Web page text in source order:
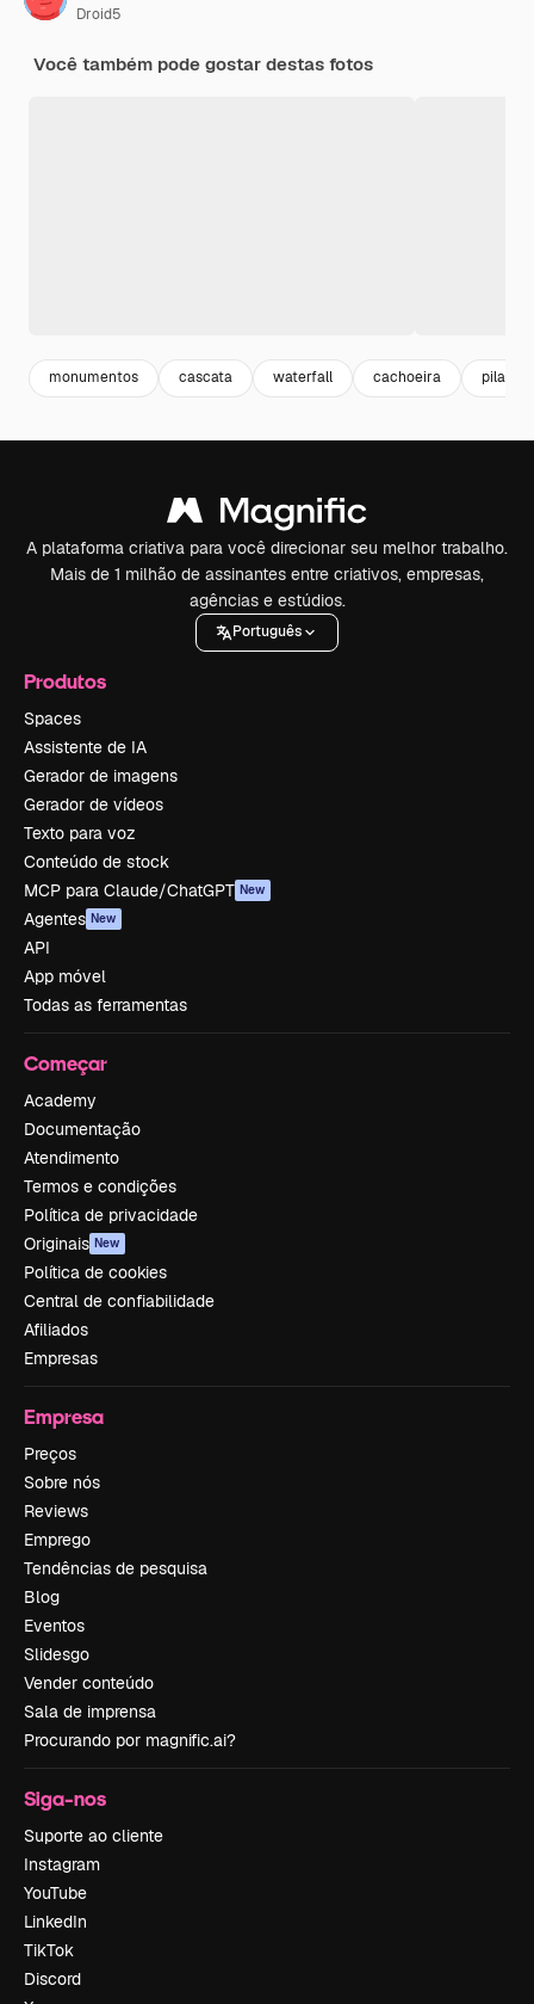
Droid5
Você também pode gostar destas fotos
monumentos cascata waterfall cachoeira pilar
A plataforma criativa para você direcionar seu melhor trabalho.
Mais de 1 milhão de assinantes entre criativos, empresas,
agências e estúdios.
Português
Produtos
Spaces
Assistente de IA
Gerador de imagens
Gerador de vídeos
Texto para voz
Conteúdo de stock
MCP para Claude/ChatGPT New
Agentes New
API
App móvel
Todas as ferramentas
Começar
Academy
Documentação
Atendimento
Termos e condições
Política de privacidade
Originais New
Política de cookies
Central de confiabilidade
Afiliados
Empresas
Empresa
Preços
Sobre nós
Reviews
Emprego
Tendências de pesquisa
Blog
Eventos
Slidesgo
Vender conteúdo
Sala de imprensa
Procurando por magnific.ai?
Siga-nos
Suporte ao cliente
Instagram
YouTube
LinkedIn
TikTok
Discord